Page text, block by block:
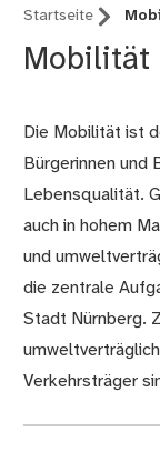
Startseite
Mobilität
Die Mobilität ist
Bürgerinnen und
Lebensqualität.
auch in hohem
und
die zentrale
Stadt Nürnberg.
Verkehrsträger